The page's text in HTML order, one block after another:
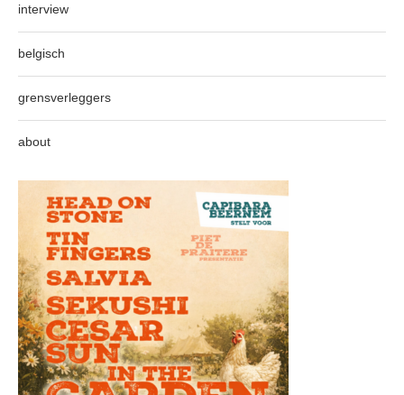
interview
belgisch
grensverleggers
about